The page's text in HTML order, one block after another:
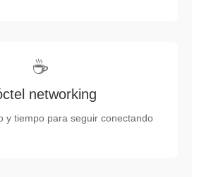
☕
networking
y tiempo para seguir conectando